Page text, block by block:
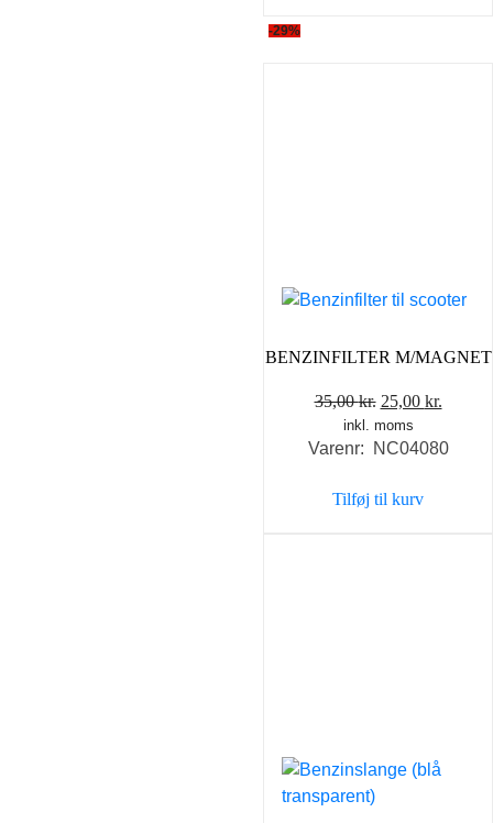
-29%
BENZINFILTER M/MAGNET
35,00kr. Den
oprindelige
pris
35,00 kr..
25,00 kr.
pris
inkl. moms
Varenr: NC04080
Tilføj til kurv